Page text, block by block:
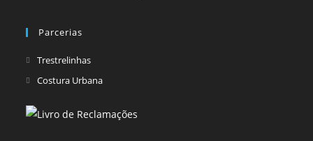
Parcerias
TrestrelinhasOpens
in
new
Costura UrbanaOpens
a